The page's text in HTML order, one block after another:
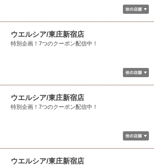
ウエルシア/東庄新宿店
特別企画！7つのクーポン配信中！
ウエルシア/東庄新宿店
特別企画！7つのクーポン配信中！
ウエルシア/東庄新宿店